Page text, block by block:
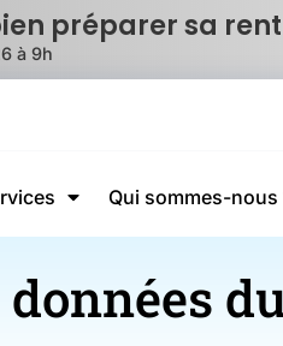
préparer sa
à 9h
Qui sommes-nous